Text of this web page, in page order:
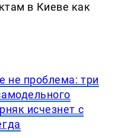
в Киеве как
не проблема: три
исчезнет с